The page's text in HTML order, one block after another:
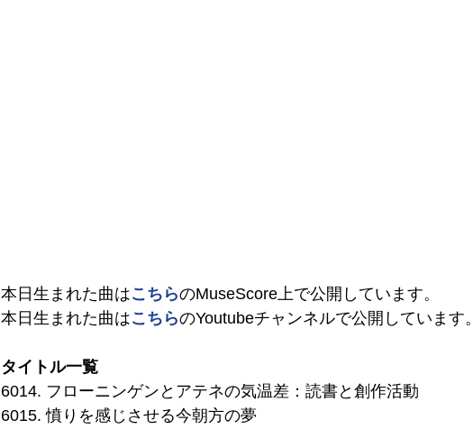
本日生まれた曲はこちらのMuseScore上で公開しています。
本日生まれた曲はこちらのYoutubeチャンネルで公開しています。
タイトル一覧
6014. フローニンゲンとアテネの気温差：読書と創作活動
6015. 憤りを感じさせる今朝方の夢